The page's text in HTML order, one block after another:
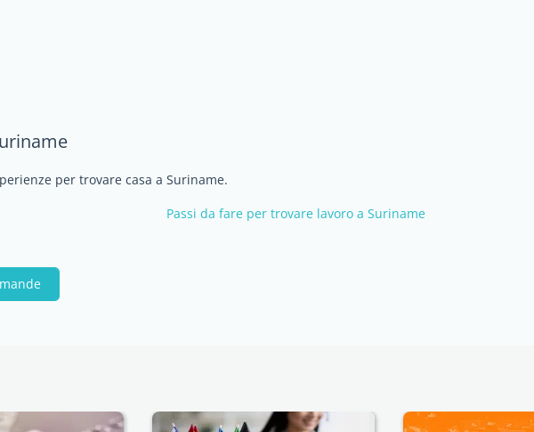
per trovare casa a Suriname.
Passi da fare per trovare lavoro a Suriname